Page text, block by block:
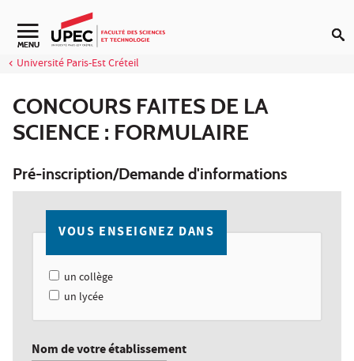
Aller au contenu
Navigation secondaire
MENU
Université Paris-Est Créteil
CONCOURS FAITES DE LA
SCIENCE : FORMULAIRE
Pré-inscription/Demande d'informations
VOUS ENSEIGNEZ DANS
un collège
un lycée
Nom de votre établissement